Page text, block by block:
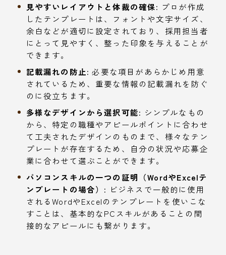
見やすいレイアウトと体裁の確保: プロが作成
したテンプレートは、フォントや文字サイズ、
余白などが適切に設定されており、採用担当者
にとって見やすく、整った印象を与えることが
できます。
記載漏れの防止: 必要な項目があらかじめ用意
されているため、重要な情報の記載漏れを防ぐ
のに役立ちます。
多様なデザインから選択可能: シンプルなもの
から、特定の職種やアピールポイントに合わせ
て工夫されたデザインのものまで、様々なテン
プレートが存在するため、自分の状況や応募企
業に合わせて選ぶことができます。
パソコンスキルの一つの証明（WordやExcelテ
ンプレートの場合）: ビジネスで一般的に使用
されるWordやExcelのテンプレートを使いこな
すことは、基本的なPCスキルがあることの間
接的なアピールにも繋がります。